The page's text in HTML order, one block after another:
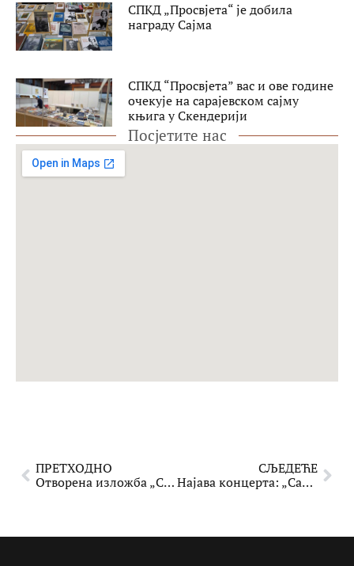
СПКД „Просвјета“ је добила
награду Сајма
СПКД “Просвјета” вас и ове године
очекује на сарајевском сајму
књига у Скендерији
Посјетите нас
ПРЕТХОДНО
Отворена изложба „Соларне конвергенције“ у Галерији СПКД „Просвјета“ Сарајево
СЉЕДЕЋЕ
Најава концерта: „Сазвучја“ – гласови који спајају